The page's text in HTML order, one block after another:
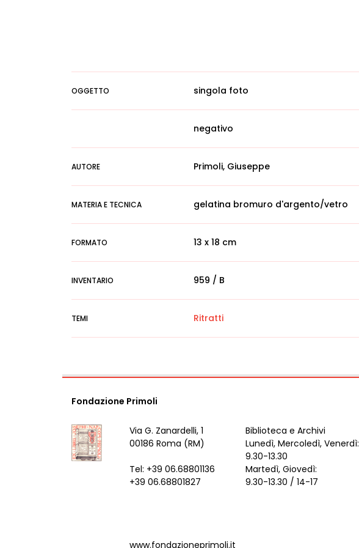
OGGETTO singola foto
negativo
AUTORE Primoli, Giuseppe
MATERIA E TECNICA gelatina bromuro d'argento/vetro
FORMATO 13 x 18 cm
INVENTARIO 959 / B
TEMI Ritratti
Fondazione Primoli
Via G. Zanardelli, 1
00186 Roma (RM)
Tel: +39 06.68801136
+39 06.68801827
Biblioteca e Archivi
Lunedì, Mercoledì, Venerdì:
9.30-13.30
Martedì, Giovedì:
9.30-13.30 / 14-17
www.fondazioneprimoli.it